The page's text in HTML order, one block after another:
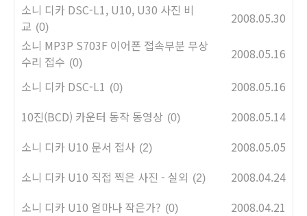
소니 디카 DSC-L1, U10, U30 사진 비
교 (0)
2008.05.30
소니 MP3P S703F 이어폰 접속부분 무상
수리 접수 (0)
2008.05.16
소니 디카 DSC-L1 (0)
2008.05.16
10진(BCD) 카운터 동작 동영상 (0)
2008.05.14
소니 디카 U10 문서 접사 (2)
2008.05.05
소니 디카 U10 직접 찍은 사진 - 실외 (2)
2008.04.24
소니 디카 U10 얼마나 작은가? (0)
2008.04.21